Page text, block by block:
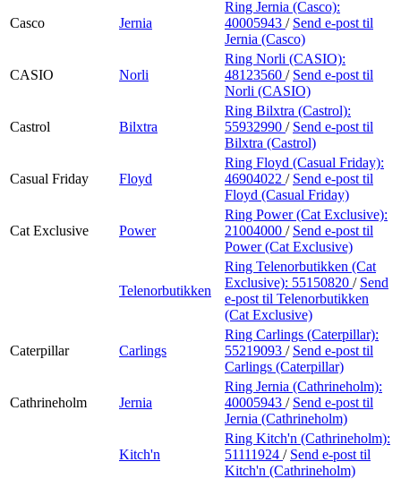
Casco Jernia
Ring Jernia (Casco):
40005943 / Send e-post til
Jernia (Casco)
CASIO Norli
Ring Norli (CASIO):
48123560 / Send e-post til
Norli (CASIO)
Castrol Bilxtra
Ring Bilxtra (Castrol):
55932990 / Send e-post til
Bilxtra (Castrol)
Casual Friday Floyd
Ring Floyd (Casual Friday):
46904022 / Send e-post til
Floyd (Casual Friday)
Cat Exclusive Power
Ring Power (Cat Exclusive):
21004000 / Send e-post til
Power (Cat Exclusive)
Telenorbutikken
Ring Telenorbutikken (Cat
Exclusive): 55150820 / Send
e-post til Telenorbutikken
(Cat Exclusive)
Caterpillar Carlings
Ring Carlings (Caterpillar):
55219093 / Send e-post til
Carlings (Caterpillar)
Cathrineholm Jernia
Ring Jernia (Cathrineholm):
40005943 / Send e-post til
Jernia (Cathrineholm)
Kitch'n
Ring Kitch'n (Cathrineholm):
51111924 / Send e-post til
Kitch'n (Cathrineholm)